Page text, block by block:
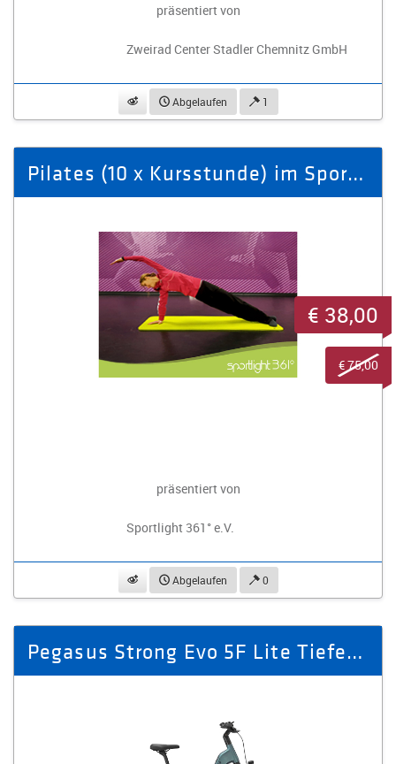
präsentiert von
Zweirad Center Stadler Chemnitz GmbH
beobachtenAbgelaufen 1
Pilates (10 x Kursstunde) im Sportlight 361° in Stollberg
präsentiert von
Sportlight 361° e.V.
beobachtenAbgelaufen 0
€ 38,00
€ 75,00
Pegasus Strong Evo 5F Lite Tiefeinsteiger grün